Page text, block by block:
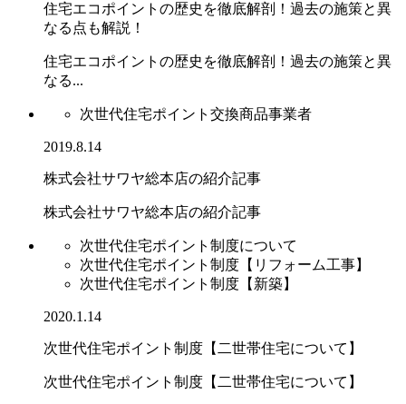
住宅エコポイントの歴史を徹底解剖！過去の施策と異
なる点も解説！
住宅エコポイントの歴史を徹底解剖！過去の施策と異
なる...
次世代住宅ポイント交換商品事業者
2019.8.14
株式会社サワヤ総本店の紹介記事
株式会社サワヤ総本店の紹介記事
次世代住宅ポイント制度について
次世代住宅ポイント制度【リフォーム工事】
次世代住宅ポイント制度【新築】
2020.1.14
次世代住宅ポイント制度【二世帯住宅について】
次世代住宅ポイント制度【二世帯住宅について】